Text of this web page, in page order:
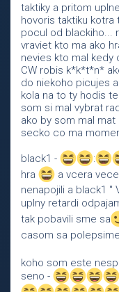
taktiky a pritom
hovoris taktiku kotra
pocul od blackiho...
vraviet kto ma ako
nevies kto mal kedy
CW robis k*k*t*n*
do niekoho picujes
kola na to ty hodis
som si mal vybrat
ako by som mal
secko co ma
black1 - :
hra
a vcera
nenapojili a black1
uplny retardi
tak pobavili sme sa
casom sa polepsime
koho som este
seno -